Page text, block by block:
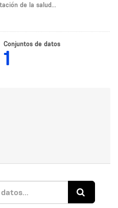
de la salud...
Conjuntos de datos
1